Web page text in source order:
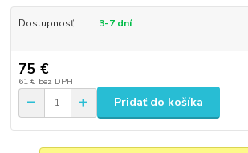
Dostupnosť 3-7 dní
75 €
61 € bez DPH
Pridať do košíka